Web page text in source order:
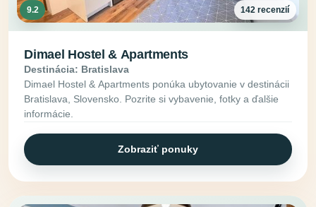
9.2 142 recenzií
Dimael Hostel & Apartments
Destinácia: Bratislava
Dimael Hostel & Apartments ponúka ubytovanie v destinácii
Bratislava, Slovensko. Pozrite si vybavenie, fotky a ďalšie
informácie.
Zobraziť ponuky